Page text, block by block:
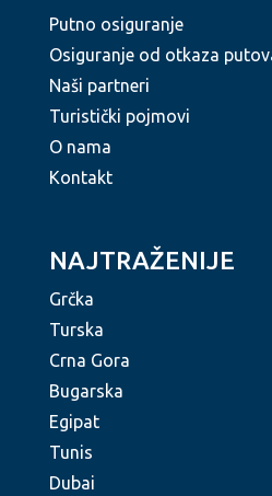
Putno osiguranje
Osiguranje od otkaza
Naši partneri
Turistički pojmovi
O nama
Kontakt
NAJTRAŽENIJE
Grčka
Turska
Crna Gora
Bugarska
Egipat
Tunis
Dubai